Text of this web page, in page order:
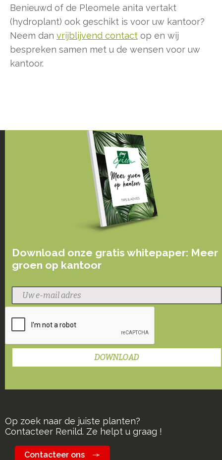
Benieuwd of de Pleomele anita vertakt
(hydroplant) ook geschikt is voor uw kantoor?
Neem dan vrijblijvend contact op en wij
bespreken samen met u de wensen voor uw
kantoor.
Download onze gratis whitepaper: Meer
groen op kantoor
Op zoek naar de juiste planten?
Contacteer Renild. Ze helpt u graag !
Contacteer ons